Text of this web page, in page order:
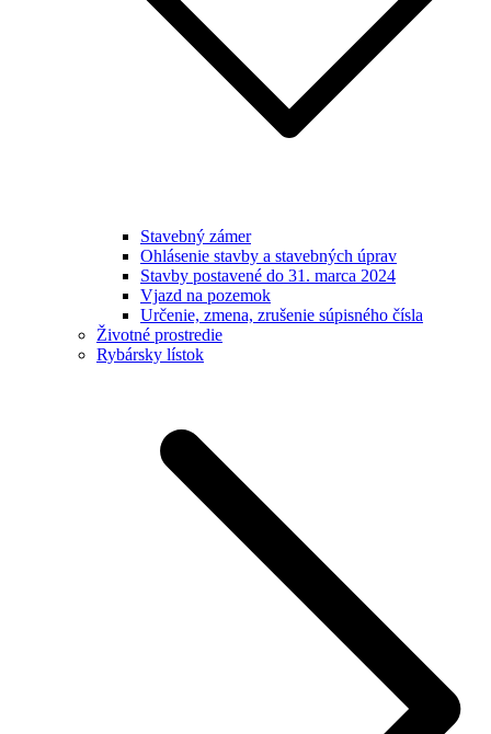
Stavebný zámer
Ohlásenie stavby a stavebných úprav
Stavby postavené do 31. marca 2024
Vjazd na pozemok
Určenie, zmena, zrušenie súpisného čísla
Životné prostredie
Rybársky lístok